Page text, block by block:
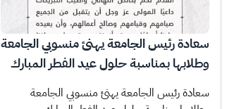
سعادة رئيس الجامعة يهنئ منسوبي الجامعة
وطلابها بمناسبة حلول عيد الفطر المبارك
سعادة رئيس الجامعة يهنئ منسوبي الجامعة